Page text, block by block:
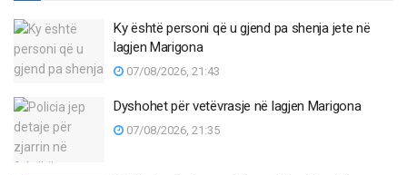
Ky është personi që u gjend pa shenja jete në
lagjen Marigona
07/08/2026, 21:43
Dyshohet për vetëvrasje në lagjen Marigona
07/08/2026, 21:35